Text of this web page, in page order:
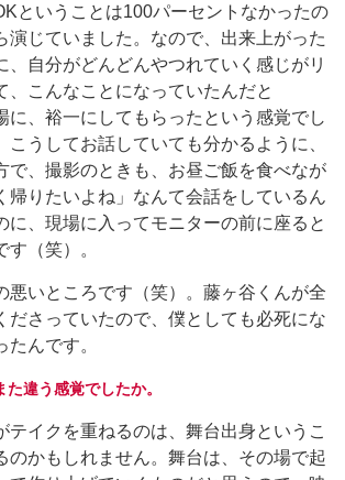
ということは100パーセントなかったの
演じていました。なので、出来上がった
、自分がどんどんやつれていく感じがリ
、こんなことになっていたんだと
に、裕一にしてもらったという感覚でし
こうしてお話していても分かるように、
で、撮影のときも、お昼ご飯を食べなが
帰りたいよね」なんて会話をしているん
に、現場に入ってモニターの前に座ると
す（笑）。
いところです（笑）。藤ヶ谷くんが全
ださっていたので、僕としても必死にな
たんです。
た違う感覚でしたか。
イクを重ねるのは、舞台出身というこ
のかもしれません。舞台は、その場で起